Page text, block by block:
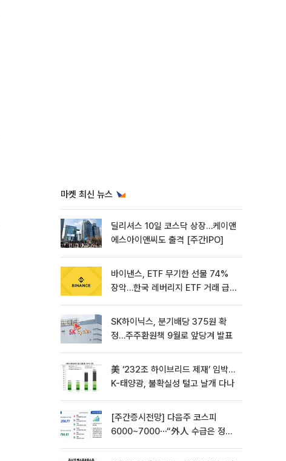
마켓 최신 뉴스
딜리셔스 10일 코스닥 상장…케이앤
에스아이앤씨도 출격 [주간IPO]
바이낸스, ETF 무기한 선물 74%
장악…한국 레버리지 ETF 거래 급
SK하이닉스, 분기배당 375원 확
정…주주환원책 9월로 앞당겨 발표
美 ‘232조 하이브리드 제재’ 임박…
K-태양광, 불확실성 털고 날개 다나
[주간증시전망] 다음주 코스피
6000~7000⋯“外人 수급은 정책